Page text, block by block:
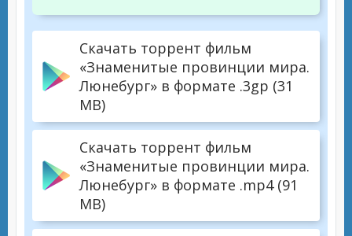
Скачать торрент фильм
«Знаменитые провинции мира.
Люнебург» в формате .3gp (31
MB)
Скачать торрент фильм
«Знаменитые провинции мира.
Люнебург» в формате .mp4 (91
MB)